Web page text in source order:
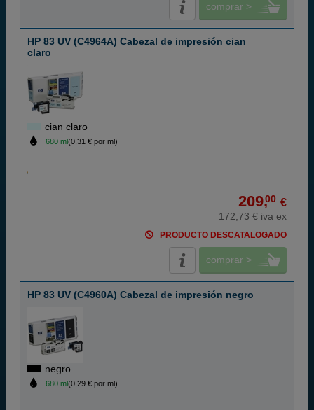
comprar >
HP 83 UV (C4964A) Cabezal de impresión cian
claro
cian claro
680 ml(0,31 € por ml)
209,00 €
172,73 € iva ex
PRODUCTO DESCATALOGADO
comprar >
HP 83 UV (C4960A) Cabezal de impresión negro
negro
680 ml(0,29 € por ml)